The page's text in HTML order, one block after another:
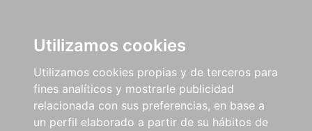
Utilizamos cookies
Utilizamos cookies propias y de terceros para
fines analíticos y mostrarle publicidad
relacionada con sus preferencias, en base a
un perfil elaborado a partir de su hábitos de